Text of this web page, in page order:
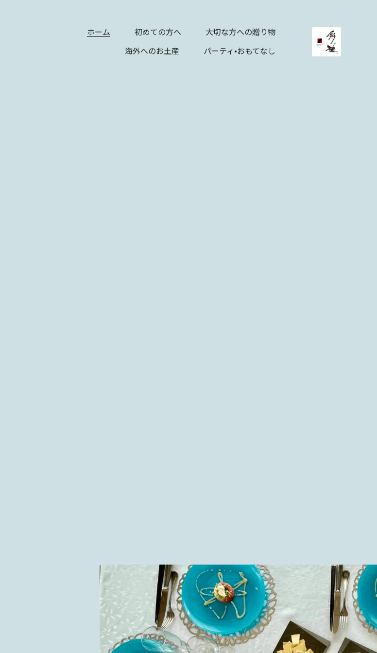
ホーム 初めての方へ
大切な方への贈り物
海外へのお土産
パーティ•おもてなし